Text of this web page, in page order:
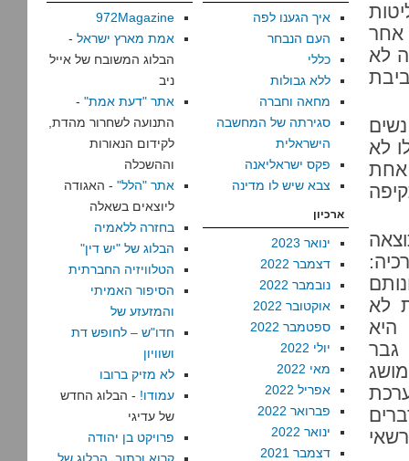
אחר
לא
לא
אחת
לא
היא
גבר
איך הגענו לפה
העם הנבחר
כללי
ללא גבולות
מחאה וחברה
סגירתה של המחשבה
הישראלית
פקס ישראליאנה
צבא שיש לו מדינה
ארכיון
ינואר 2023
דצמבר 2022
נובמבר 2022
אוקטובר 2022
ספטמבר 2022
יולי 2022
מאי 2022
אפריל 2022
פברואר 2022
ינואר 2022
דצמבר 2021
972Magazine
אמת מארץ ישראל -
הבלוג המשובח של אייל
ניב
אתר "דעת אמת" -
התנועה לשחרור מהדת,
לקידום הנאורות
וההשכלה
אתר "הלל" - האגודה
ליוצאים בשאלה
בחזרה ללאמיה
הבלוג של "יש דין"
הטלוויזיה החברתית
הסיפור האמיתי
והמזעזע של
חדו"ש – לחופש דת
ושוויון
לא מזיק ברובו
עמודו! - הבלוג החדש
של עדיגי
פרויקט בן יהודה